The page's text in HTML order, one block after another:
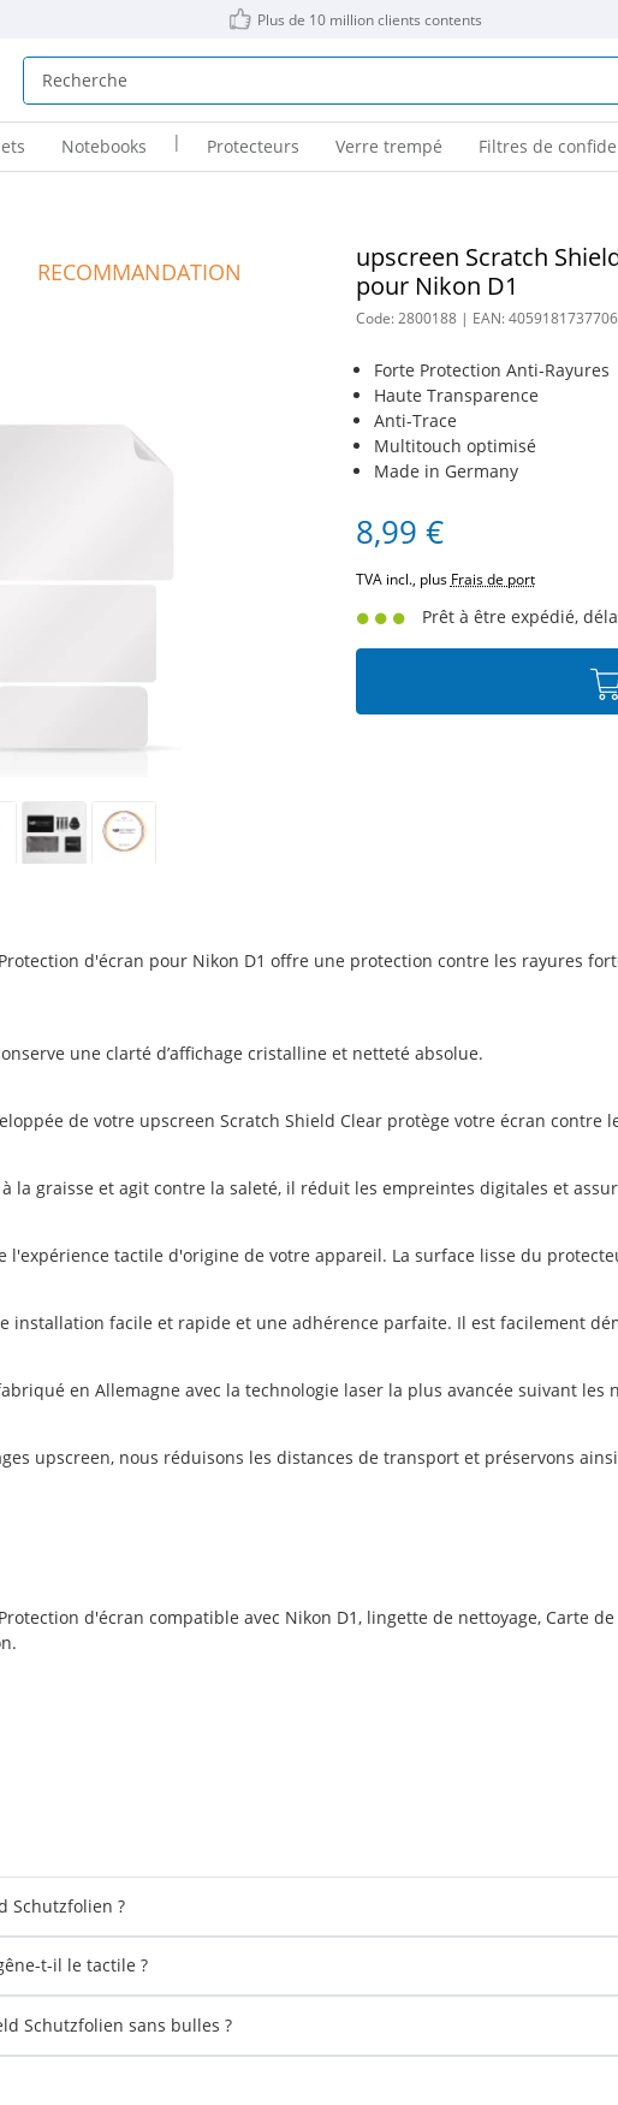
Plus de 10 million clients contents
Notebooks | Protecteurs Verre trempé Filtres de
RECOMMANDATION
upscreen Scratch
pour Nikon D1
Code:2800188| EAN:4059181737706
Forte Protection Anti-Rayures
Haute Transparence
Anti-Trace
Multitouch optimisé
Made in Germany
8,99 €
TVA incl., plus Frais de port
Prêt à être expédié,
d'écran pour Nikon D1 offre une protection contre les rayures
une clarté d’affichage cristalline et netteté absolue.
de votre upscreen Scratch Shield Clear protège votre écran contre
la graisse et agit contre la saleté, il réduit les empreintes digitales et
l'expérience tactile d'origine de votre appareil. La surface lisse du
installation facile et rapide et une adhérence parfaite. Il est facilement
en Allemagne avec la technologie laser la plus avancée suivant les
upscreen, nous réduisons les distances de transport et préservons
d'écran compatible avec Nikon D1, lingette de nettoyage, Carte
Schutzfolien ?
t-il le tactile ?
Schutzfolien sans bulles ?